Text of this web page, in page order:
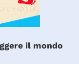
il mondo